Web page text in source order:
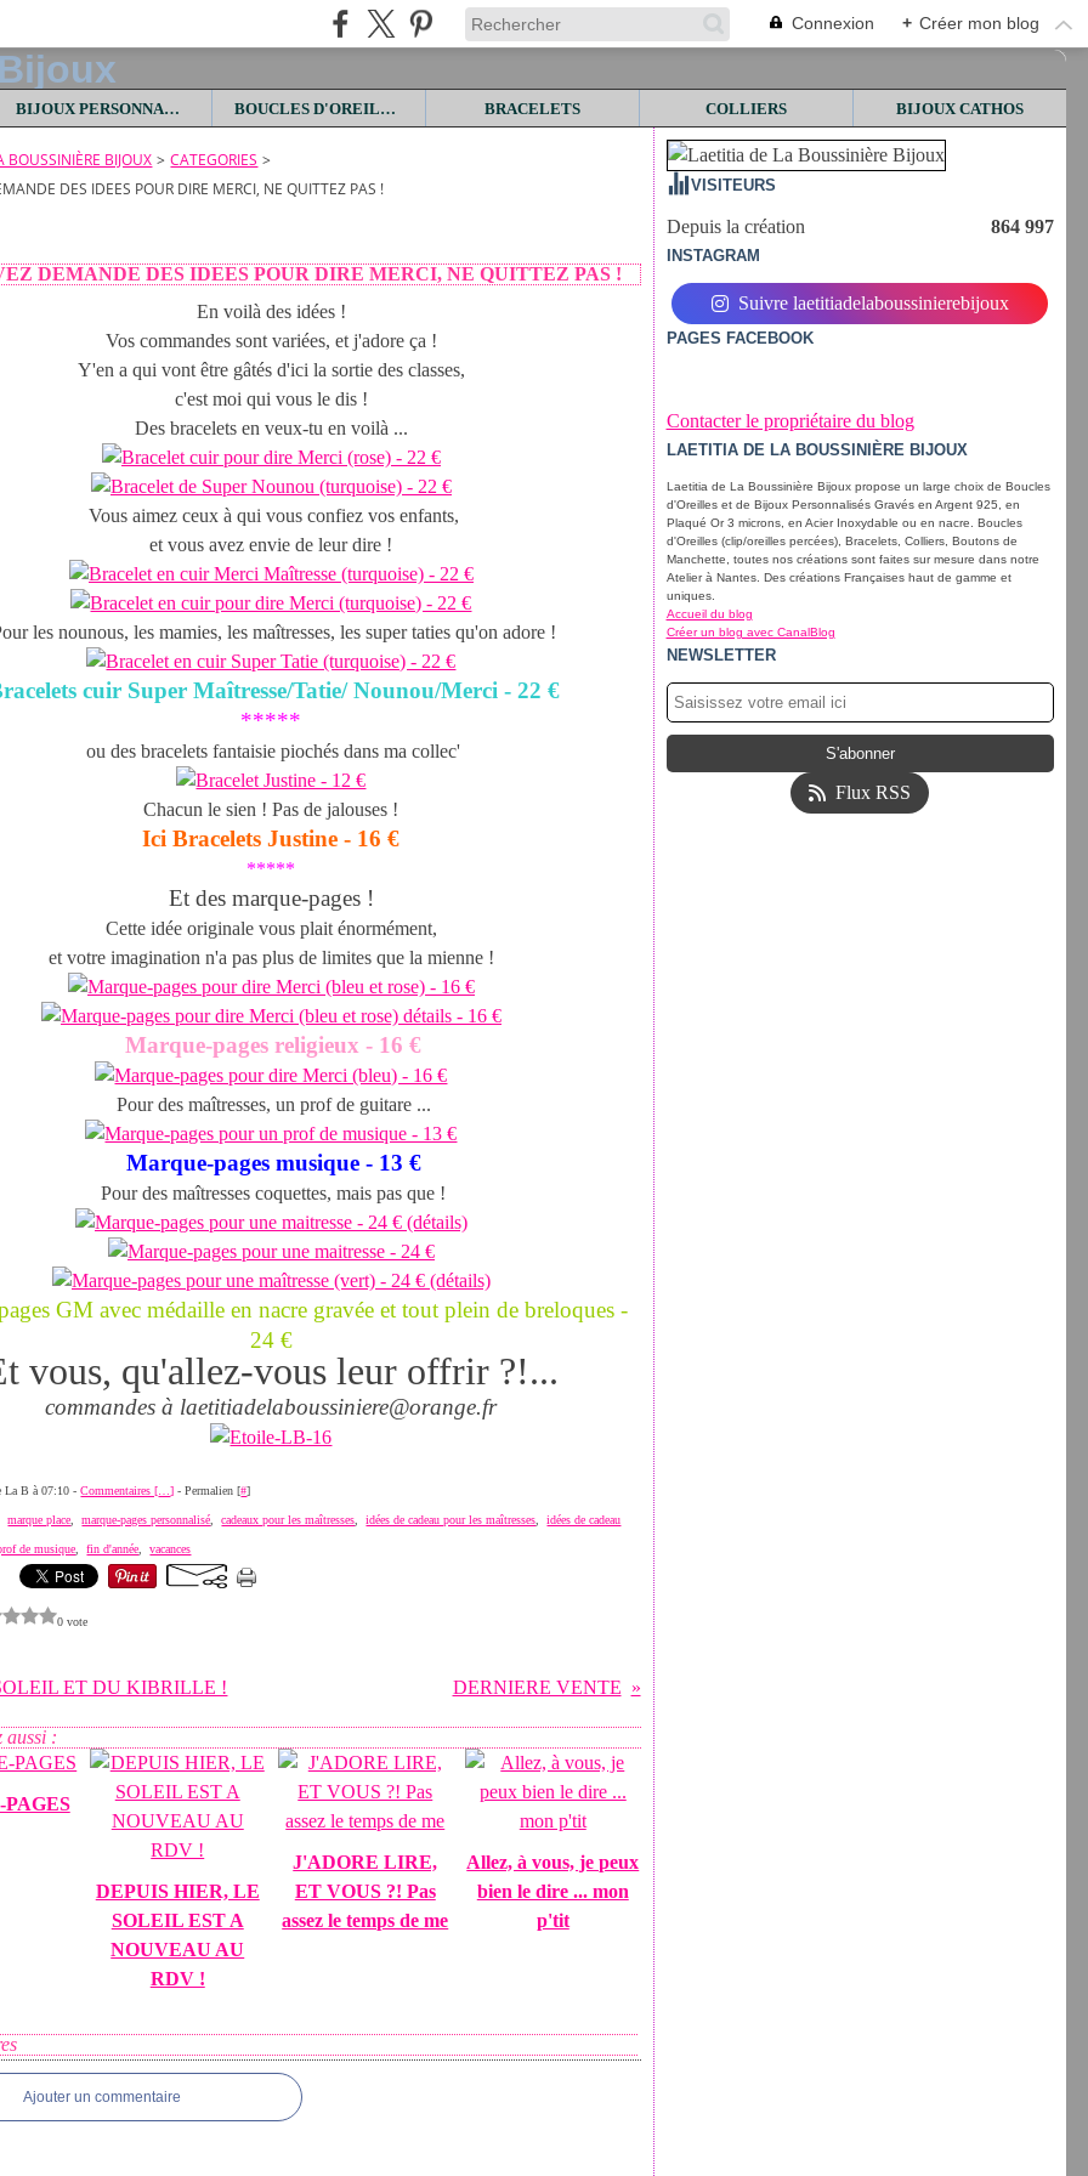
Connexion + Créer mon blog
BIJOUX PERSONNALISES BOUCLES D'OREILLES BRACELETS COLLIERS BIJOUX CATHOS
BOUSSINIÈRE BIJOUX > CATEGORIES >
DES IDEES POUR DIRE MERCI, NE QUITTEZ PAS !
DEMANDE DES IDEES POUR DIRE MERCI, NE QUITTEZ PAS !
En voilà des idées !
Vos commandes sont variées, et j'adore ça !
Y'en a qui vont être gâtés d'ici la sortie des classes,
c'est moi qui vous le dis !
Des bracelets en veux-tu en voilà ...
Vous aimez ceux à qui vous confiez vos enfants,
et vous avez envie de leur dire !
les nounous, les mamies, les maîtresses, les super taties qu'on adore !
cuir Super Maîtresse/Tatie/ Nounou/Merci - 22 €
*****
ou des bracelets fantaisie piochés dans ma collec'
Chacun le sien ! Pas de jalouses !
Ici Bracelets Justine - 16 €
*****
Et des marque-pages !
Cette idée originale vous plait énormément,
et votre imagination n'a pas plus de limites que la mienne !
Marque-pages religieux - 16 €
Pour des maîtresses, un prof de guitare ...
Marque-pages musique - 13 €
Pour des maîtresses coquettes, mais pas que !
GM avec médaille en nacre gravée et tout plein de breloques -
24 €
vous, qu'allez-vous leur offrir ?!...
commandes à laetitiadelaboussiniere@orange.fr
La B à 07:10 -Commentaires [ …] - Permalien [#]
,marque place ,marque-pages personnalisé ,cadeaux pour les maîtresses ,idées de cadeau pour les maîtresses ,idées de cadeau
de musique ,fin d'année ,vacances
0 vote
ET DU KIBRILLE ! DERNIERE VENTE
aussi :
DEPUIS HIER, LE
SOLEIL EST A
NOUVEAU AU
RDV !
J'ADORE LIRE,
ET VOUS ?! Pas
assez le temps de me
Allez, à vous, je peux
bien le dire ... mon
p'tit
Ajouter un commentaire
VISITEURS
Depuis la création 864 997
INSTAGRAM
Suivre laetitiadelaboussinierebijoux
PAGES FACEBOOK
Contacter le propriétaire du blog
LAETITIA DE LA BOUSSINIÈRE BIJOUX
Laetitia de La Boussinière Bijoux propose un large choix de Boucles
d'Oreilles et de Bijoux Personnalisés Gravés en Argent 925, en
Plaqué Or 3 microns, en Acier Inoxydable ou en nacre. Boucles
d'Oreilles (clip/oreilles percées), Bracelets, Colliers, Boutons de
Manchette, toutes nos créations sont faites sur mesure dans notre
Atelier à Nantes. Des créations Françaises haut de gamme et
uniques.
Accueil du blog
Créer un blog avec CanalBlog
NEWSLETTER
Flux RSS